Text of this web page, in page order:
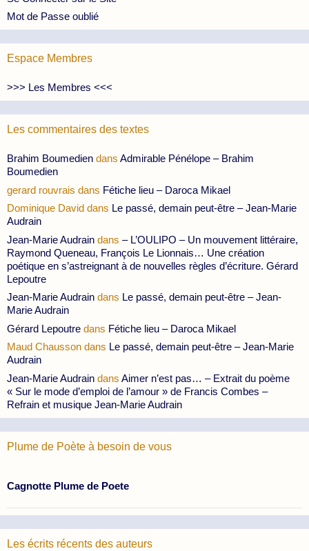
Mot de Passe oublié
Espace Membres
>>> Les Membres <<<
Les commentaires des textes
Brahim Boumedien dans Admirable Pénélope – Brahim
Boumedien
gerard rouvrais dans Fétiche lieu – Daroca Mikael
Dominique David dans Le passé, demain peut-être – Jean-Marie
Audrain
Jean-Marie Audrain dans – L’OULIPO – Un mouvement littéraire,
Raymond Queneau, François Le Lionnais… Une création
poétique en s’astreignant à de nouvelles règles d’écriture. Gérard
Lepoutre
Jean-Marie Audrain dans Le passé, demain peut-être – Jean-
Marie Audrain
Gérard Lepoutre dans Fétiche lieu – Daroca Mikael
Maud Chausson dans Le passé, demain peut-être – Jean-Marie
Audrain
Jean-Marie Audrain dans Aimer n’est pas… – Extrait du poème
« Sur le mode d’emploi de l’amour » de Francis Combes –
Refrain et musique Jean-Marie Audrain
Plume de Poète à besoin de vous
Cagnotte Plume de Poete
Les écrits récents des auteurs